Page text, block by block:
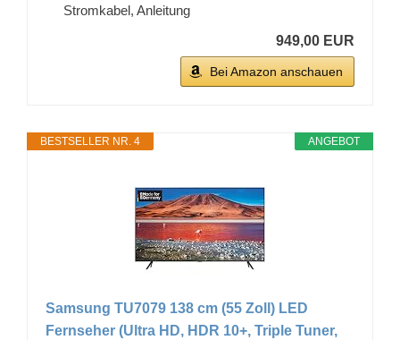
Stromkabel, Anleitung
949,00 EUR
Bei Amazon anschauen
ANGEBOT
BESTSELLER NR. 4
Samsung TU7079 138 cm (55 Zoll) LED
Fernseher (Ultra HD, HDR 10+, Triple Tuner,